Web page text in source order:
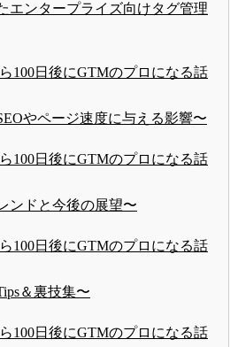
エンタープライズ向けタグ管理
100日後にGTMのプロになる話
やページ速度に与える影響〜
100日後にGTMのプロになる話
ンドと今後の展望〜
100日後にGTMのプロになる話
＆裏技集〜
100日後にGTMのプロになる話